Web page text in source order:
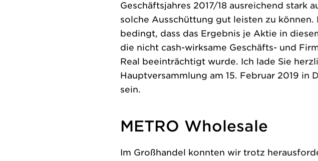
Geschäftsjahres 2017/18 ausreichend stark
solche Ausschüttung gut leisten zu können.
bedingt, dass das Ergebnis je Aktie in
die nicht cash-wirksame Geschäfts- und
Real beeinträchtigt wurde. Ich lade Sie
Hauptversammlung am 15. Februar 2019 in
sein.
METRO Wholesale
Im Großhandel konnten wir trotz